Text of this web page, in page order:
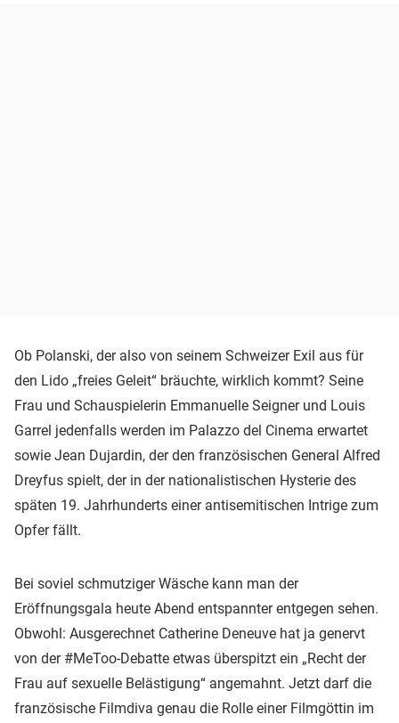
Ob Polanski, der also von seinem Schweizer Exil aus für
den Lido „freies Geleit“ bräuchte, wirklich kommt? Seine
Frau und Schauspielerin Emmanuelle Seigner und Louis
Garrel jedenfalls werden im Palazzo del Cinema erwartet
sowie Jean Dujardin, der den französischen General Alfred
Dreyfus spielt, der in der nationalistischen Hysterie des
späten 19. Jahrhunderts einer antisemitischen Intrige zum
Opfer fällt.
Bei soviel schmutziger Wäsche kann man der
Eröffnungsgala heute Abend entspannter entgegen sehen.
Obwohl: Ausgerechnet Catherine Deneuve hat ja genervt
von der #MeToo-Debatte etwas überspitzt ein „Recht der
Frau auf sexuelle Belästigung“ angemahnt. Jetzt darf die
französische Filmdiva genau die Rolle einer Filmgöttin im